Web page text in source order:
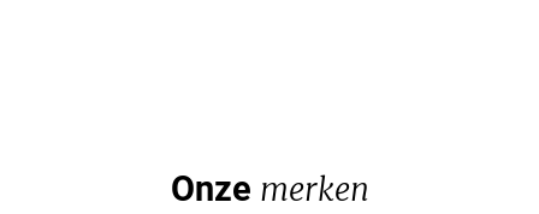
Onze merken